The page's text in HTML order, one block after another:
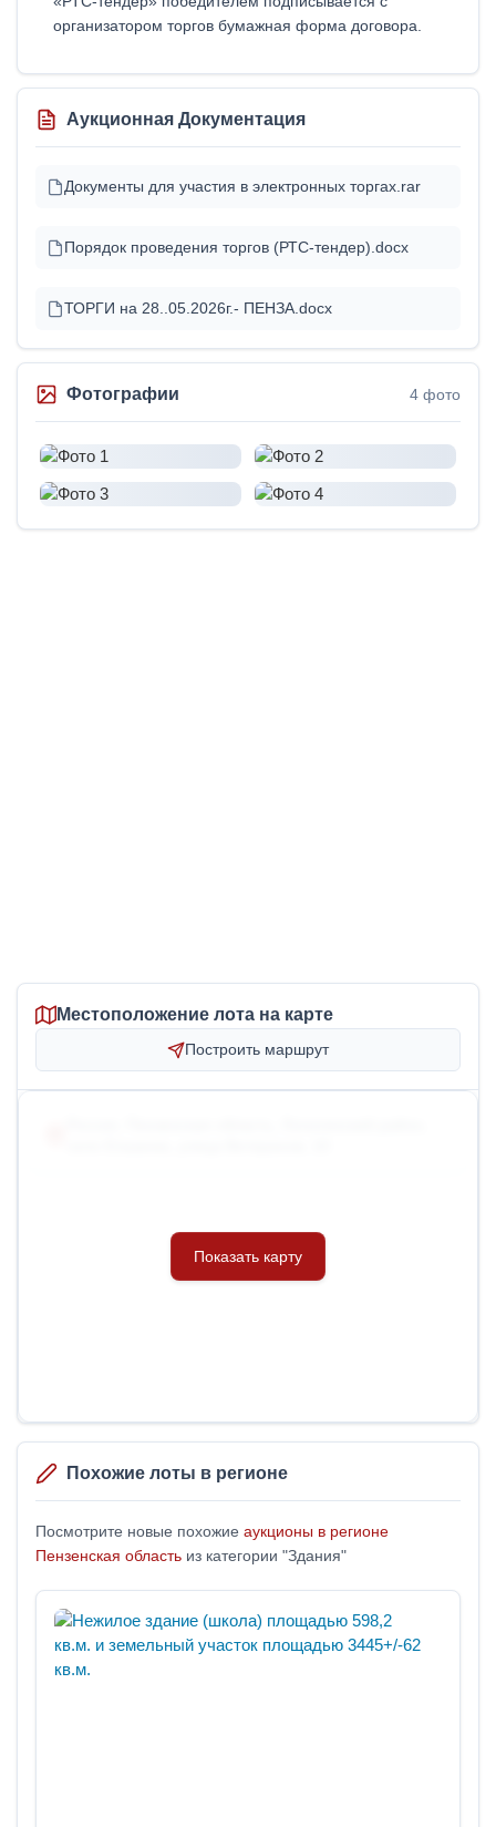
организатором торгов бумажная форма договора.
Аукционная Документация
Документы для участия в электронных торгах.rar
Порядок проведения торгов (РТС-тендер).docx
ТОРГИ на 28..05.2026г.- ПЕНЗА.docx
Фотографии 4 фото
Местоположение лота на карте
Построить маршрут
Похожие лоты в регионе
Посмотрите новые похожие аукционы в регионе
Пензенская область из категории "Здания"